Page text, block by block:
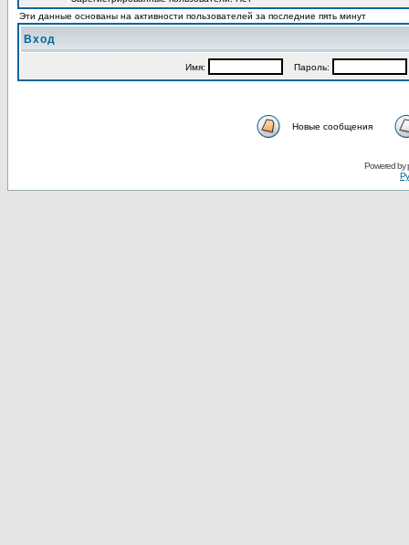
Эти данные основаны на активности пользователей за последние пять минут
Вход
Имя: Пароль:
Новые сообщения
Powered by